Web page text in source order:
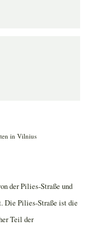
in Vilnius
der Pilies-Straße und
Die Pilies-Straße ist die
Teil der